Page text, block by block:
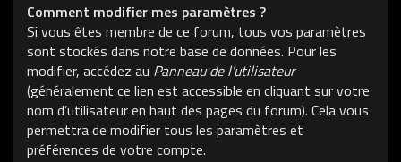
Comment modifier mes paramètres ?
Si vous êtes membre de ce forum, tous vos paramètres
sont stockés dans notre base de données. Pour les
modifier, accédez au Panneau de l’utilisateur
(généralement ce lien est accessible en cliquant sur votre
nom d’utilisateur en haut des pages du forum). Cela vous
permettra de modifier tous les paramètres et
préférences de votre compte.